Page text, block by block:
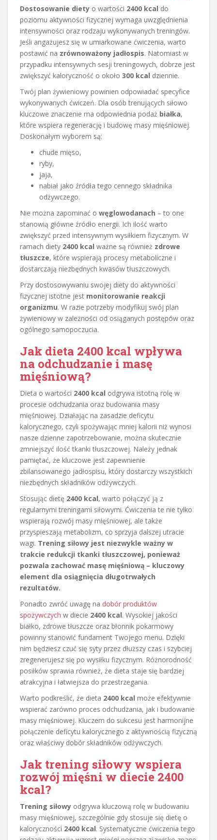
Dostosowanie diety o wartości 2400 kcal do
poziomu aktywności fizycznej wymaga uwzględnienia
intensywności oraz rodzaju wykonywanych treningów.
Jeśli angażujesz się w umiarkowane ćwiczenia, warto
postawić na zrównoważony jadłospis. Natomiast w
przypadku intensywnych sesji treningowych, dobrze jest
zwiększyć kaloryczność o około 300 kcal dziennie.
Twój plan żywieniowy powinien odpowiadać specyfice
wykonywanych ćwiczeń. Dla osób trenujących siłowo
kluczowe znaczenie ma odpowiednia podaż białka,
które wspiera regenerację i budowę masy mięśniowej.
Doskonałym wyborem są:
chude mięso,
ryby,
jaja,
nabiał jako źródła tego cennego składnika
odżywczego.
Nie można zapominać o węglowodanach – to one
stanowią główne źródło energii. Ich ilość warto
zwiększyć przed intensywnym wysiłkiem fizycznym. W
ramach diety 2400 kcal ważne są również zdrowe
tłuszcze, które wspierają procesy metaboliczne i
dostarczają niezbędnych kwasów tłuszczowych.
Przy dostosowywaniu swojej diety do aktywności
fizycznej istotne jest monitorowanie reakcji
organizmu. W razie potrzeby modyfikuj swój plan
żywieniowy w zależności od osiąganych postępów oraz
ogólnego samopoczucia.
Jak dieta 2400 kcal wpływa
na odchudzanie i masę
mięśniową?
Dieta o wartości 2400 kcal odgrywa istotną rolę w
procesie odchudzania oraz budowania masy
mięśniowej. Działając na zasadzie deficytu
kalorycznego, czyli spożywając mniej kalorii niż wynosi
nasze dzienne zapotrzebowanie, można skutecznie
zmniejszyć ilość tkanki tłuszczowej. Należy jednak
pamiętać, że kluczowe jest zapewnienie
zbilansowanego jadłospisu, który dostarczy wszystkich
niezbędnych składników odżywczych.
Stosując dietę 2400 kcal, warto połączyć ją z
regularnymi treningami siłowymi. Ćwiczenia te nie tylko
wspierają rozwój masy mięśniowej, ale także
przyspieszają metabolizm, co sprzyja dalszej utracie
wagi. Trening siłowy jest niezwykle ważny w
trakcie redukcji tkanki tłuszczowej, ponieważ
pozwala zachować masę mięśniową – kluczowy
element dla osiągnięcia długotrwałych
rezultatów.
Ponadto zwróć uwagę na dobór produktów
spożywczych w diecie 2400 kcal. Wysokiej jakości
białko, zdrowe tłuszcze oraz błonnik pokarmowy
powinny stanowić fundament Twojego menu. Dzięki
nim będziesz czuć się syty przez dłuższy czas i szybciej
zregenerujesz się po wysiłku fizycznym. Różnorodność
posiłków sprawia również, że dieta staje się bardziej
atrakcyjna i łatwiejsza do przestrzegania.
Warto podkreślić, że dieta 2400 kcal może efektywnie
wspierać zarówno proces odchudzania, jak i budowanie
masy mięśniowej. Kluczem do sukcesu jest harmonijne
połączenie deficytu kalorycznego z aktywnością fizyczną
oraz właściwy dobór składników odżywczych.
Jak trening siłowy wspiera
rozwój mięśni w diecie 2400
kcal?
Trening siłowy odgrywa kluczową rolę w budowaniu
masy mięśniowej, szczególnie gdy stosuje się dietę o
kaloryczności 2400 kcal. Systematyczne ćwiczenia tego